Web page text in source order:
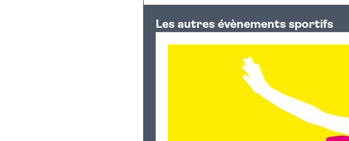
+
−
Les autres évènements sportifs